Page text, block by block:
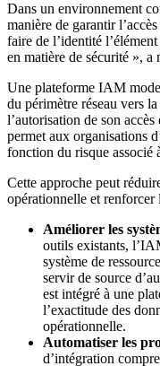
Dans un environnement
manière de garantir
faire de l’identité
en matière de sécurité », a
Une plateforme IAM
du périmètre réseau vers
l’autorisation de son
permet aux organisations
fonction du risque associé
Cette approche peut
opérationnelle et renforcer
Améliorer les
outils existants,
système de
servir de source
est intégré à une
l’exactitude des
opérationnelle.
Automatiser les
d’intégration